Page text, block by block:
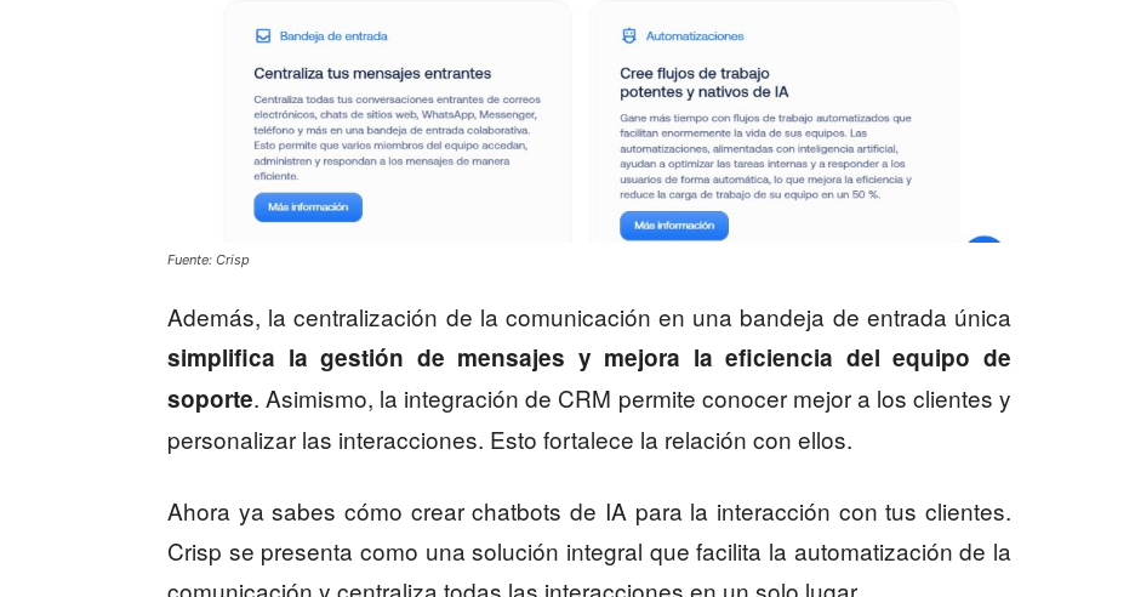
Fuente: Crisp
Además, la centralización de la comunicación en una bandeja de entrada única
simplifica la gestión de mensajes y mejora la eficiencia del equipo de
soporte. Asimismo, la integración de CRM permite conocer mejor a los clientes y
personalizar las interacciones. Esto fortalece la relación con ellos.
Ahora ya sabes cómo crear chatbots de IA para la interacción con tus clientes.
Crisp se presenta como una solución integral que facilita la automatización de la
comunicación y centraliza todas las interacciones en un solo lugar.